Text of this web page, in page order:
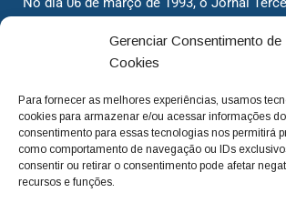
Gerenciar Consentimento de
Cookies
Para fornecer as melhores experiências, usamos
cookies para armazenar e/ou acessar informações
consentimento para essas tecnologias nos permitirá
como comportamento de navegação ou IDs
consentir ou retirar o consentimento pode afetar
recursos e funções.
cidadãos valinhenses, já que naquela
dois jornais. Há mais de 30 anos, o jornal
com o foco de trazer as melhores
deixamos de lado as necessidades do
questionando os órgãos públicos em
para a cidade e sempre cobrando